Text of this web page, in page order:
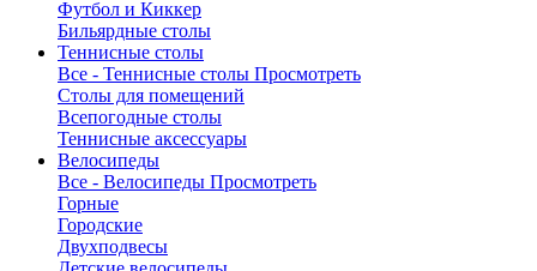
Футбол и Киккер
Бильярдные столы
Теннисные столы
Все - Теннисные столы Просмотреть
Столы для помещений
Всепогодные столы
Теннисные аксессуары
Велосипеды
Все - Велосипеды Просмотреть
Горные
Городские
Двухподвесы